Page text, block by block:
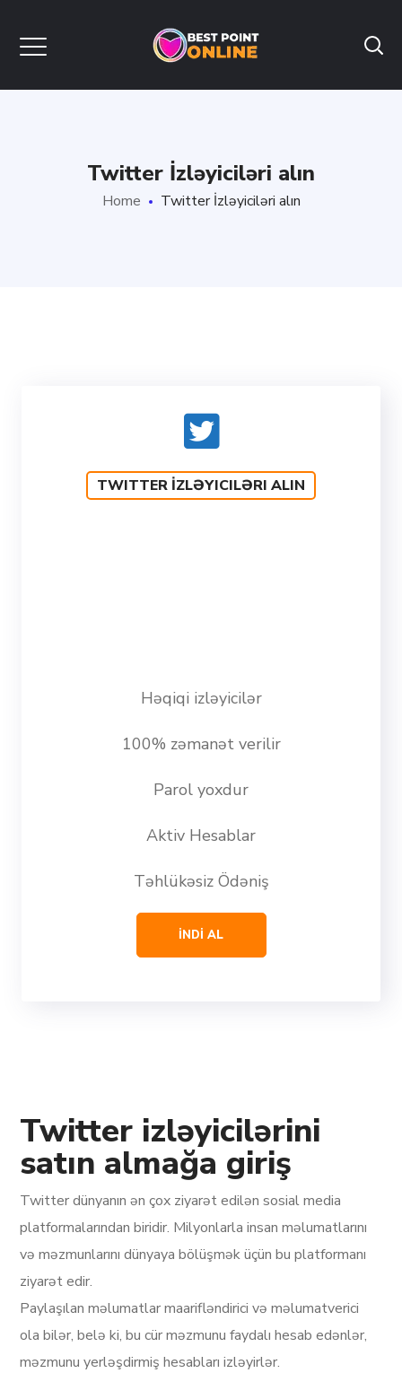
Twitter İzləyiciləri alın
Home Twitter İzləyiciləri alın
TWITTER İZLƏYICILƏRI ALIN
Həqiqi izləyicilər
100% zəmanət verilir
Parol yoxdur
Aktiv Hesablar
Təhlükəsiz Ödəniş
İNDİ AL
Twitter izləyicilərini
satın almağa giriş
Twitter dünyanın ən çox ziyarət edilən sosial media
platformalarından biridir. Milyonlarla insan məlumatlarını
və məzmunlarını dünyaya bölüşmək üçün bu platformanı
ziyarət edir.
Paylaşılan məlumatlar maarifləndirici və məlumatverici
ola bilər, belə ki, bu cür məzmunu faydalı hesab edənlər,
məzmunu yerləşdirmiş hesabları izləyirlər.